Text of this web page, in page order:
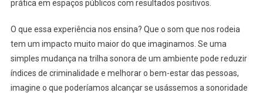
prática em espaços públicos com resultados positivos.
O que essa experiência nos ensina? Que o som que nos rodeia
tem um impacto muito maior do que imaginamos. Se uma
simples mudança na trilha sonora de um ambiente pode reduzir
índices de criminalidade e melhorar o bem-estar das pessoas,
imagine o que poderíamos alcançar se usássemos a sonoridade